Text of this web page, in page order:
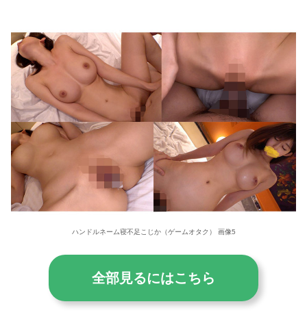
ハンドルネーム寝不足こじか（ゲームオタク） 画像5
全部見るにはこちら